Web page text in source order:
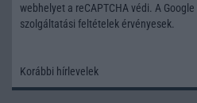
webhelyet a reCAPTCHA védi. A Google
szolgáltatási feltételek érvényesek.
Korábbi hírlevelek